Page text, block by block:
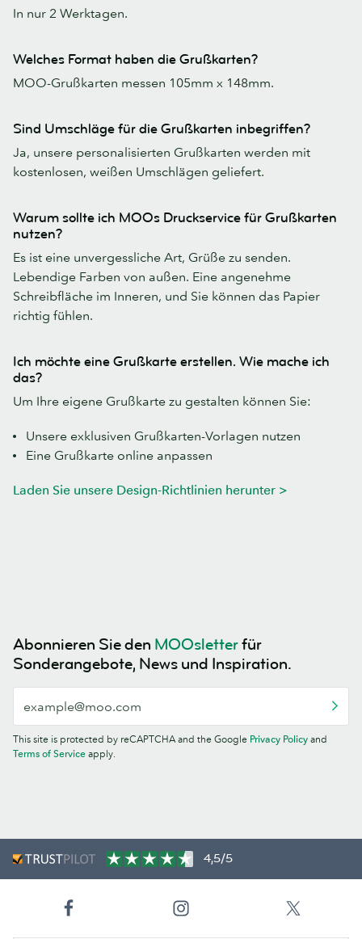
In nur 2 Werktagen.
Welches Format haben die Grußkarten?
MOO-Grußkarten messen 105mm x 148mm.
Sind Umschläge für die Grußkarten inbegriffen?
Ja, unsere personalisierten Grußkarten werden mit
kostenlosen, weißen Umschlägen geliefert.
Warum sollte ich MOOs Druckservice für Grußkarten
nutzen?
Es ist eine unvergessliche Art, Grüße zu senden.
Lebendige Farben von außen. Eine angenehme
Schreibfläche im Inneren, und Sie können das Papier
richtig fühlen.
Ich möchte eine Grußkarte erstellen. Wie mache ich
das?
Um Ihre eigene Grußkarte zu gestalten können Sie:
Unsere exklusiven Grußkarten-Vorlagen nutzen
Eine Grußkarte online anpassen
Laden Sie unsere Design-Richtlinien herunter >
Abonnieren Sie den MOOsletterfür
Sonderangebote, News und Inspiration.
This site is protected by reCAPTCHA and the Google Privacy Policy and
Terms of Service apply.
4,5/5